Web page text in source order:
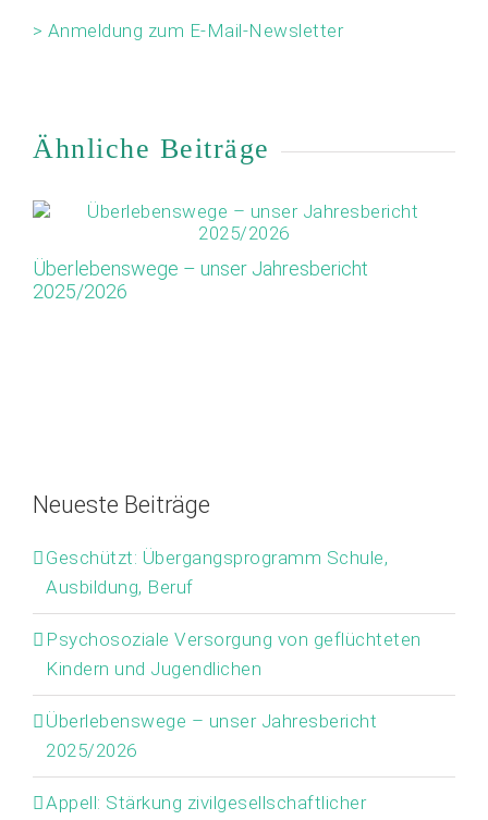
> Anmeldung zum E-Mail-Newsletter
Ähnliche Beiträge
Überlebenswege – unser Jahresbericht
2025/2026
Neueste Beiträge
Geschützt: Übergangsprogramm Schule,
Ausbildung, Beruf
Psychosoziale Versorgung von geflüchteten
Kindern und Jugendlichen
Überlebenswege – unser Jahresbericht
2025/2026
Appell: Stärkung zivilgesellschaftlicher